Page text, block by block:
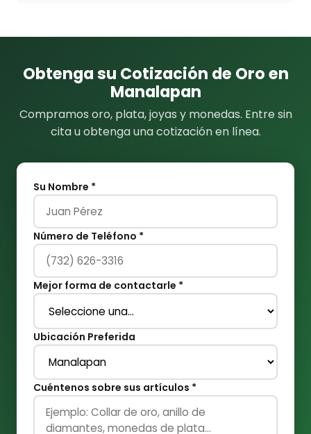
Obtenga su Cotización de Oro en
Manalapan
Compramos oro, plata, joyas y monedas. Entre sin
cita u obtenga una cotización en línea.
Su Nombre *
Número de Teléfono *
Mejor forma de contactarle *
Ubicación Preferida
Cuéntenos sobre sus artículos *